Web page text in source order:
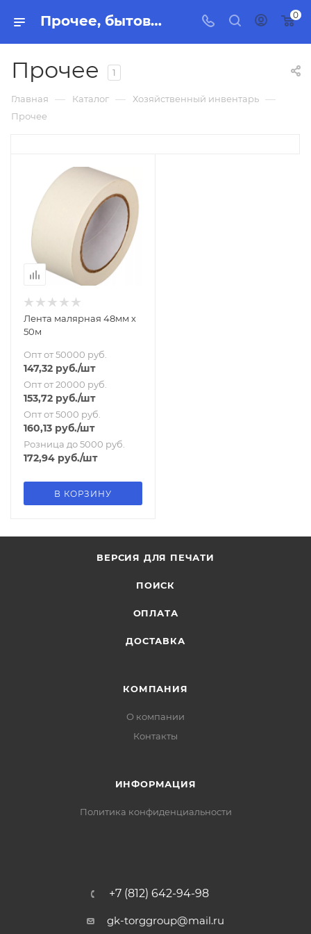
Прочее, бытовая химия, товары для уборки для дома и офиса. Интернет-магазин Торг Групп 0
Прочее 1
Главная — Каталог — Хозяйственный инвентарь —
Прочее
Лента малярная 48мм х
50м
Опт от 50000 руб.
147,32 руб./шт
Опт от 20000 руб.
153,72 руб./шт
Опт от 5000 руб.
160,13 руб./шт
Розница до 5000 руб.
172,94 руб./шт
В КОРЗИНУ
ВЕРСИЯ ДЛЯ ПЕЧАТИ
ПОИСК
ОПЛАТА
ДОСТАВКА
КОМПАНИЯ
О компании
Контакты
ИНФОРМАЦИЯ
Политика конфиденциальности
+7 (812) 642-94-98
gk-torggroup@mail.ru